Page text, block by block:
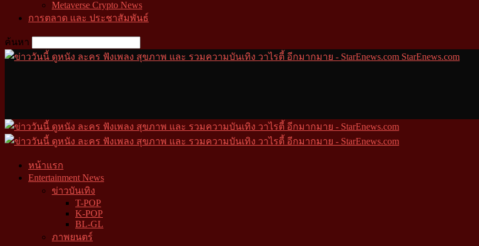
Metaverse Crypto News
การตลาด และ ประชาสัมพันธ์
ค้นหา
StarEnews.com
หน้าแรก
Entertainment News
ข่าวบันเทิง
T-POP
K-POP
BL-GL
ภาพยนตร์